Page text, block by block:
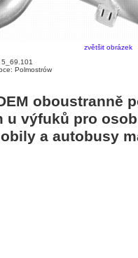
zvětšit obrázek
Polmostrów
oboustranně
u výfuků pro
a autobusy